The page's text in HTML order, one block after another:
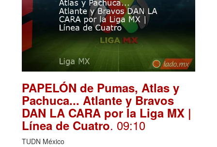
PAPELÓN de Pumas, Atlas y
Pachuca... Atlante y Bravos
DAN LA CARA por la Liga MX |
Línea de Cuatro. 09:10
TUDN México